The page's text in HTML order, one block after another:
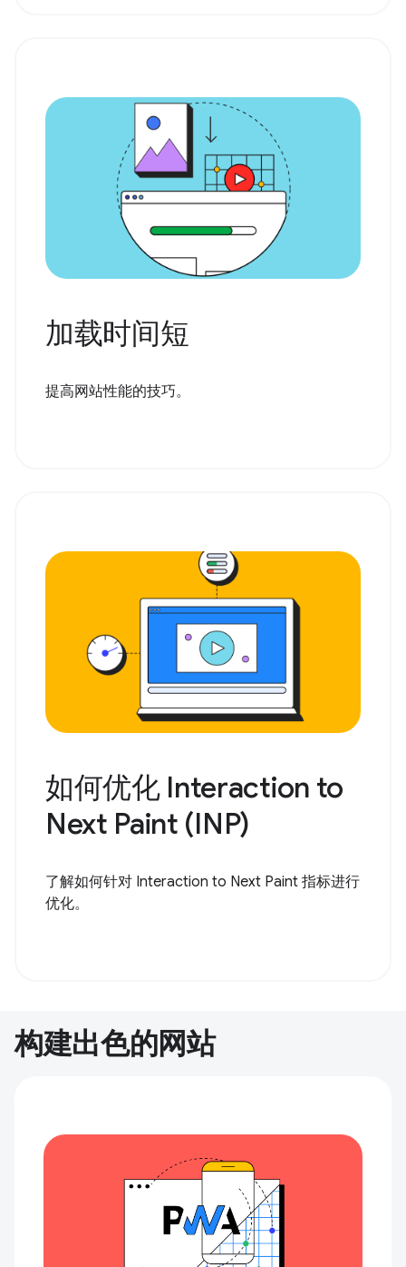
加载时间短
提高网站性能的技巧。
如何优化 Interaction to
Next Paint (INP)
了解如何针对 Interaction to Next Paint 指标进行
优化。
构建出色的网站